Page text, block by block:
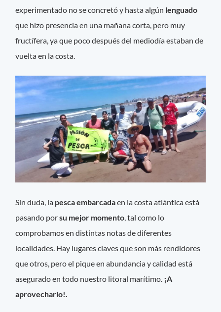
experimentado no se concretó y hasta algún lenguado
que hizo presencia en una mañana corta, pero muy
fructífera, ya que poco después del mediodía estaban de
vuelta en la costa.
Sin duda, la pesca embarcadaen la costa atlántica está
pasando porsu mejor momento, tal como lo
comprobamos en distintas notas de diferentes
localidades. Hay lugares claves que son más rendidores
que otros, pero el pique en abundancia y calidad está
asegurado en todo nuestro litoral marítimo. ¡A
aprovecharlo!.